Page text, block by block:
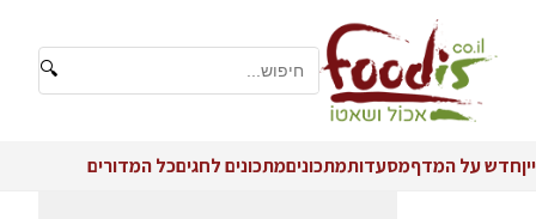
🔍
ייןחדש על המדףמסעדותמתכוניםמתכונים לחגיםכל המדורים